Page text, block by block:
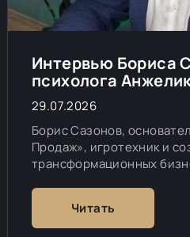
Интервью Бориса
психолога
29.07.2026
Борис Сазонов,
Продаж», игротехник и
трансформационных
Читать